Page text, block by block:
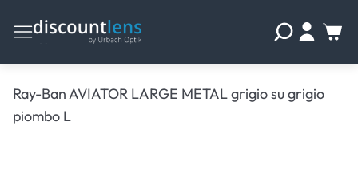
Ray-Ban AVIATOR LARGE METAL grigio su grigio
piombo L